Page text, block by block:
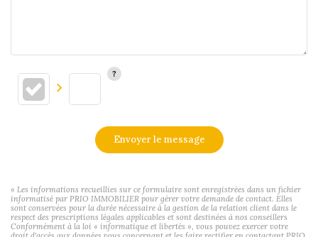
Envoyer le message
« Les informations recueillies sur ce formulaire sont enregistrées dans un fichier
informatisé par PRIO IMMOBILIER pour gérer votre demande de contact. Elles
sont conservées pour la durée nécessaire à la gestion de la relation client dans le
respect des prescriptions légales applicables et sont destinées à nos conseillers
Conformément à la loi « informatique et libertés », vous pouvez exercer votre